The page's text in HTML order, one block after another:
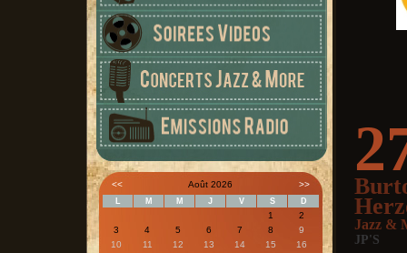
<< Août 2026 >>
L M M J V S D
1
2
3
4 5 6 7 8
9
10
11 12 13 14 15
16
Jazz &
JP'S